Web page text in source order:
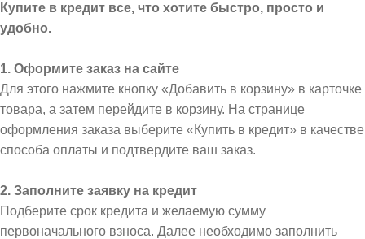
Купите в кредит все, что хотите быстро, просто и
удобно.
1. Оформите заказ на сайте
Для этого нажмите кнопку «Добавить в корзину» в карточке
товара, а затем перейдите в корзину. На странице
оформления заказа выберите «Купить в кредит» в качестве
способа оплаты и подтвердите ваш заказ.
2. Заполните заявку на кредит
Подберите срок кредита и желаемую сумму
первоначального взноса. Далее необходимо заполнить